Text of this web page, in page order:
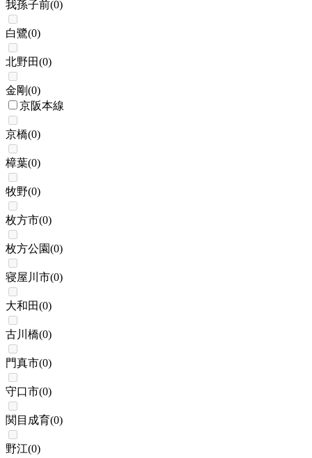
我孫子前(0)
白鷺(0)
北野田(0)
金剛(0)
京阪本線
京橋(0)
樟葉(0)
牧野(0)
枚方市(0)
枚方公園(0)
寝屋川市(0)
大和田(0)
古川橋(0)
門真市(0)
守口市(0)
関目成育(0)
野江(0)